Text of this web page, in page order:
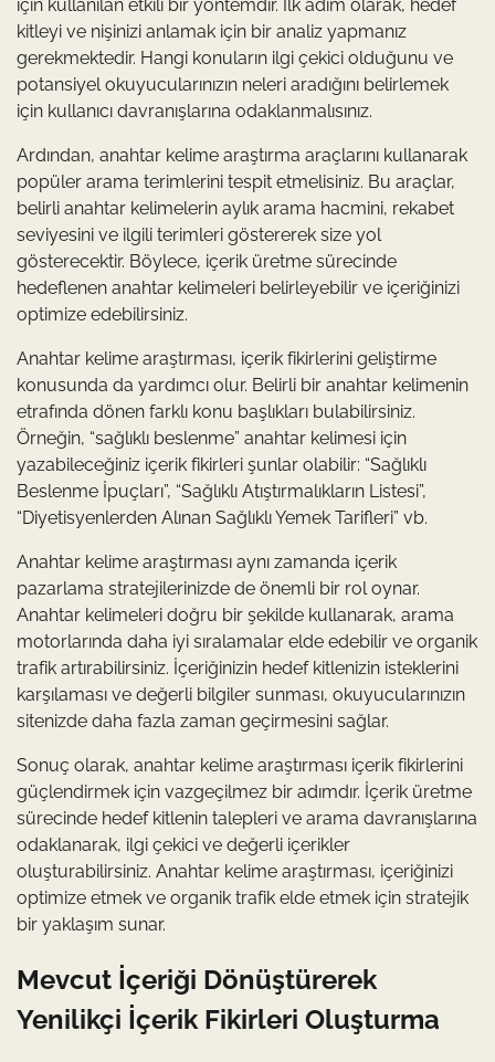
için kullanılan etkili bir yöntemdir. İlk adım olarak, hedef
kitleyi ve nişinizi anlamak için bir analiz yapmanız
gerekmektedir. Hangi konuların ilgi çekici olduğunu ve
potansiyel okuyucularınızın neleri aradığını belirlemek
için kullanıcı davranışlarına odaklanmalısınız.
Ardından, anahtar kelime araştırma araçlarını kullanarak
popüler arama terimlerini tespit etmelisiniz. Bu araçlar,
belirli anahtar kelimelerin aylık arama hacmini, rekabet
seviyesini ve ilgili terimleri göstererek size yol
gösterecektir. Böylece, içerik üretme sürecinde
hedeflenen anahtar kelimeleri belirleyebilir ve içeriğinizi
optimize edebilirsiniz.
Anahtar kelime araştırması, içerik fikirlerini geliştirme
konusunda da yardımcı olur. Belirli bir anahtar kelimenin
etrafında dönen farklı konu başlıkları bulabilirsiniz.
Örneğin, “sağlıklı beslenme” anahtar kelimesi için
yazabileceğiniz içerik fikirleri şunlar olabilir: “Sağlıklı
Beslenme İpuçları”, “Sağlıklı Atıştırmalıkların Listesi”,
“Diyetisyenlerden Alınan Sağlıklı Yemek Tarifleri” vb.
Anahtar kelime araştırması aynı zamanda içerik
pazarlama stratejilerinizde de önemli bir rol oynar.
Anahtar kelimeleri doğru bir şekilde kullanarak, arama
motorlarında daha iyi sıralamalar elde edebilir ve organik
trafik artırabilirsiniz. İçeriğinizin hedef kitlenizin isteklerini
karşılaması ve değerli bilgiler sunması, okuyucularınızın
sitenizde daha fazla zaman geçirmesini sağlar.
Sonuç olarak, anahtar kelime araştırması içerik fikirlerini
güçlendirmek için vazgeçilmez bir adımdır. İçerik üretme
sürecinde hedef kitlenin talepleri ve arama davranışlarına
odaklanarak, ilgi çekici ve değerli içerikler
oluşturabilirsiniz. Anahtar kelime araştırması, içeriğinizi
optimize etmek ve organik trafik elde etmek için stratejik
bir yaklaşım sunar.
Mevcut İçeriği Dönüştürerek
Yenilikçi İçerik Fikirleri Oluşturma